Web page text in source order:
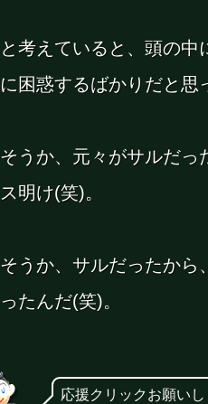
と考えていると、頭の
に困惑するばかりだと思
そうか、元々がサルだっ
ス明け(笑)。
そうか、サルだったから
ったんだ(笑)。
応援クリックお願いし